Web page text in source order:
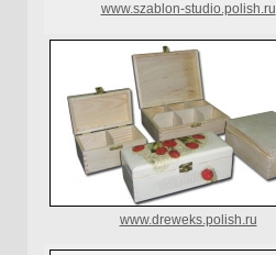
www.szablon-studio.polish.ru
www.dreweks.polish.ru